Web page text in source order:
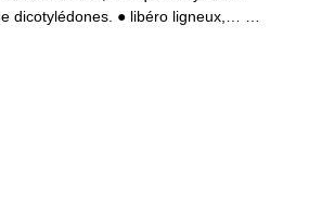
dicotylédones. ● libéro ligneux,… …